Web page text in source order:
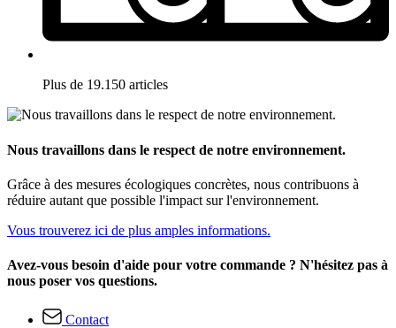
Plus de 19.150 articles
Nous travaillons dans le respect de notre environnement.
Grâce à des mesures écologiques concrètes, nous contribuons à
réduire autant que possible l'impact sur l'environnement.
Vous trouverez ici de plus amples informations.
Avez-vous besoin d'aide pour votre commande ? N'hésitez pas à
nous poser vos questions.
Contact